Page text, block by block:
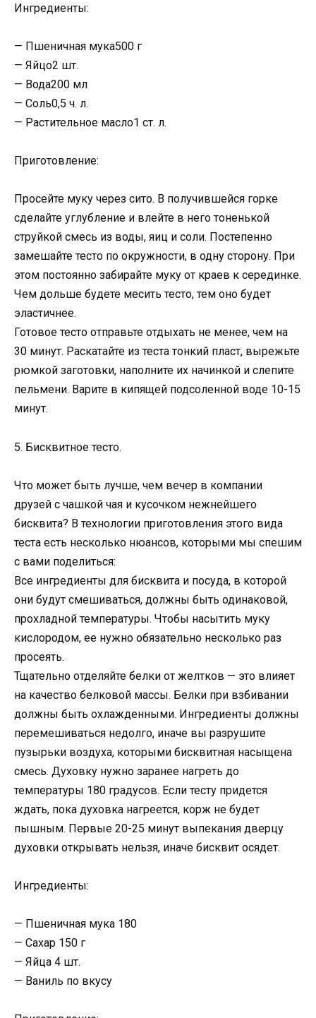
Ингредиенты:
— Пшеничная мука500 г
— Яйцо2 шт.
— Вода200 мл
— Соль0,5 ч. л.
— Растительное масло1 ст. л.
Приготовление:
Просейте муку через сито. В получившейся горке
сделайте углубление и влейте в него тоненькой
струйкой смесь из воды, яиц и соли. Постепенно
замешайте тесто по окружности, в одну сторону. При
этом постоянно забирайте муку от краев к серединке.
Чем дольше будете месить тесто, тем оно будет
эластичнее.
Готовое тесто отправьте отдыхать не менее, чем на
30 минут. Раскатайте из теста тонкий пласт, вырежьте
рюмкой заготовки, наполните их начинкой и слепите
пельмени. Варите в кипящей подсоленной воде 10-15
минут.
5. Бисквитное тесто.
Что может быть лучше, чем вечер в компании
друзей с чашкой чая и кусочком нежнейшего
бисквита? В технологии приготовления этого вида
теста есть несколько нюансов, которыми мы спешим
с вами поделиться:
Все ингредиенты для бисквита и посуда, в которой
они будут смешиваться, должны быть одинаковой,
прохладной температуры. Чтобы насытить муку
кислородом, ее нужно обязательно несколько раз
просеять.
Тщательно отделяйте белки от желтков — это влияет
на качество белковой массы. Белки при взбивании
должны быть охлажденными. Ингредиенты должны
перемешиваться недолго, иначе вы разрушите
пузырьки воздуха, которыми бисквитная насыщена
смесь. Духовку нужно заранее нагреть до
температуры 180 градусов. Если тесту придется
ждать, пока духовка нагреется, корж не будет
пышным. Первые 20-25 минут выпекания дверцу
духовки открывать нельзя, иначе бисквит осядет.
Ингредиенты:
— Пшеничная мука 180
— Сахар 150 г
— Яйца 4 шт.
— Ваниль по вкусу